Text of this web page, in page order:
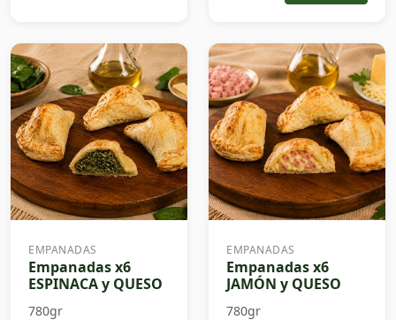
EMPANADAS
Empanadas x6
ESPINACA y QUESO
780gr
EMPANADAS
Empanadas x6
JAMÓN y QUESO
780gr